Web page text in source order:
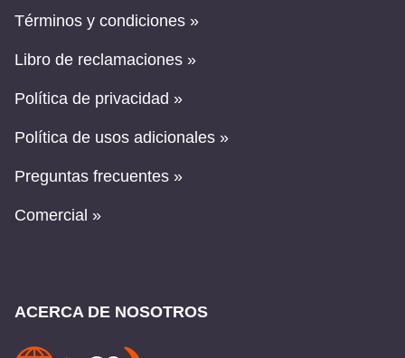
Términos y condiciones »
Libro de reclamaciones »
Política de privacidad »
Política de usos adicionales »
Preguntas frecuentes »
Comercial »
ACERCA DE NOSOTROS